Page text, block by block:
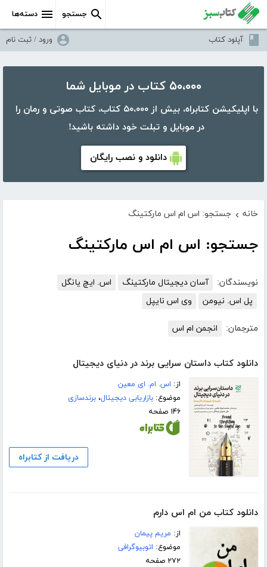
دسته‌ها جستجو
آپلود کتاب ورود / ثبت نام
۵۰،۰۰۰ کتاب در موبایل شما
با اپلیکیشن کتابراه، بیش از ۵۰،۰۰۰ کتاب، کتاب صوتی و رمان را
در موبایل و تبلت خود داشته باشید!
دانلود و نصب رایگان
خانه › جستجو: اس ام اس مارکتینگ
جستجو: اس ام اس مارکتینگ
نویسندگان: آسان دیجیتال مارکتینگ
اس. ایچ یانگل
پل اس. نیومن
وی اس نایپل
مترجمان: انجمن ام اس
دانلود کتاب داستان سرایی برند در دنیای دیجیتال
از: اس. ام. ای معین
موضوع:بازاریابی دیجیتال،برندسازی
۱۴۶ صفحه
دریافت از کتابراه
دانلود کتاب من ام اس دارم
از: مریم پیمان
موضوع: اتوبیوگرافی
۲۷۲ صفحه